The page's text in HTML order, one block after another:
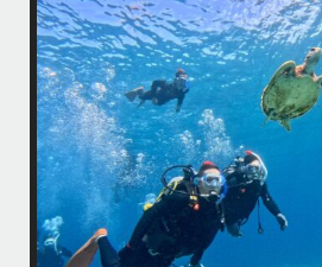
・
天気最高ー！
ウミガメ日和で初ダイビングの方も
・
あっという間の一日で
また一緒に潜りまし
ありがとうございまし
＊＊＊
アイランドメッセージは北谷町の浜川漁港
園指定の慶良間諸島(#ケラマ)の日帰り#ダ
ツアーを開催しているマリン
女性インストラスターも常
10月 17